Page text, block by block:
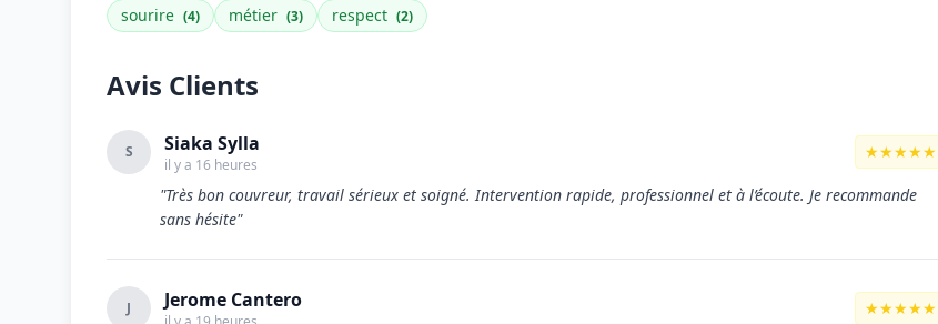
sourire (4) métier (3) respect (2)
Avis Clients
S Siaka Sylla
il y a 16 heures
★★★★★
"Très bon couvreur, travail sérieux et soigné. Intervention rapide, professionnel et à l’écoute. Je recommande
sans hésite"
J Jerome Cantero ★★★★★